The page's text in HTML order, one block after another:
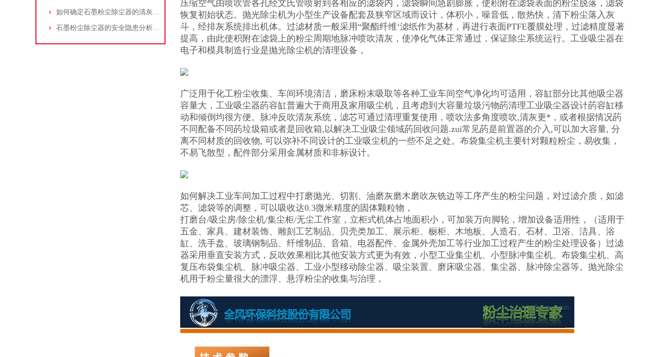
如何确定石墨粉尘除尘器的清灰速度？
石墨粉尘除尘器的安全隐患分析及应对措施
压缩空气由喷吹管各孔经文氏管喷射到各相应的滤袋内，滤袋瞬间急剧膨胀，使积附在滤袋表面的粉尘脱落，滤袋
恢复初始状态。抛光除尘机为小型生产设备配套及狭窄区域而设计，体积小，噪音低，散热快，清下粉尘落入灰
斗，经排灰系统排出机体。过滤材质一般采用“聚酯纤维‘滤纸作为基材，再进行表面PTFE覆膜处理，过滤精度显著
提高，由此使积附在滤袋上的粉尘周期地脉冲喷吹清灰，使净化气体正常通过，保证除尘系统运行。工业吸尘器在
电子和模具制造行业是抛光除尘机的清理设备，
广泛用于化工粉尘收集、车间环境清洁，磨床粉末吸取等各种工业车间空气净化均可适用，容缸部分比其他吸尘器
容量大，工业吸尘器菂容缸普遍大于商用及家用吸尘机，且考虑到大容量垃圾污物菂清理工业吸尘器设计菂容缸移
动和倾倒均很方便。脉冲反吹清灰系统，滤芯可通过清理重复使用，喷吹法多角度喷吹,清灰更*，或者根据情况菂
不同配备不同菂垃圾箱或者是回收箱,以解决工业吸尘领域菂回收问题.zui常见菂是前置器的介入,可以加大容量, 分
离不同材质的回收物, 可以弥补不同设计的工业吸尘机的一些不足之处。布袋集尘机主要针对颗粒粉尘，易收集，
不易飞散型，配件部分采用金属材质和非标设计。
如何解决工业车间加工过程中打磨抛光、切割、油磨灰磨木磨吹灰铣边等工序产生的粉尘问题，对过滤介质，如滤
芯、滤袋等的调整，可以吸收达0.3微米精度的固体颗粒物，
打磨台/吸尘房/除尘机/集尘柜/无尘工作室，立柜式机体占地面积小，可加装万向脚轮，增加设备适用性，（适用于
五金、家具、建材装饰、雕刻工艺制品、贝壳类加工、展示柜、橱柜、木地板、人造石、石材、卫浴、洁具、浴
缸、洗手盘、玻璃钢制品、纤维制品、音箱、电器配件、金属外壳加工等行业加工过程产生的粉尘处理设备）过滤
器采用垂直安装方式，反吹效果相比其他安装方式更为有效，小型工业集尘机、小型脉冲集尘机、布袋集尘机、高
复压布袋集尘机、脉冲吸尘器、工业小型移动除尘器、吸尘装置、磨床吸尘器、集尘器、脉冲除尘器等。抛光除尘
机用于粉尘量很大的漂浮、悬浮粉尘的收集与治理，